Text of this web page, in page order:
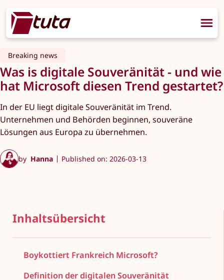
Breaking news
Was is digitale Souveränität - und wie
hat Microsoft diesen Trend gestartet?
In der EU liegt digitale Souveränität im Trend.
Unternehmen und Behörden beginnen, souveräne
Lösungen aus Europa zu übernehmen.
by Hanna Published on: 2026-03-13
Inhaltsübersicht
Boykottiert Frankreich Microsoft?
Definition der digitalen Souveränität